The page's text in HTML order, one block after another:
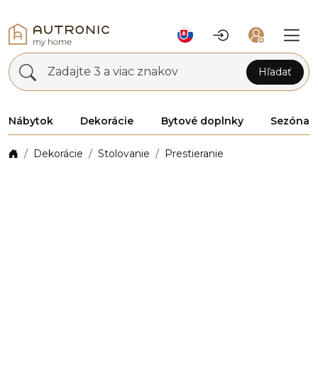
Zadajte 3 a viac znakov Hľadať
Nábytok Dekorácie Bytové doplnky Sezóna
Dekorácie Stolovanie Prestieranie